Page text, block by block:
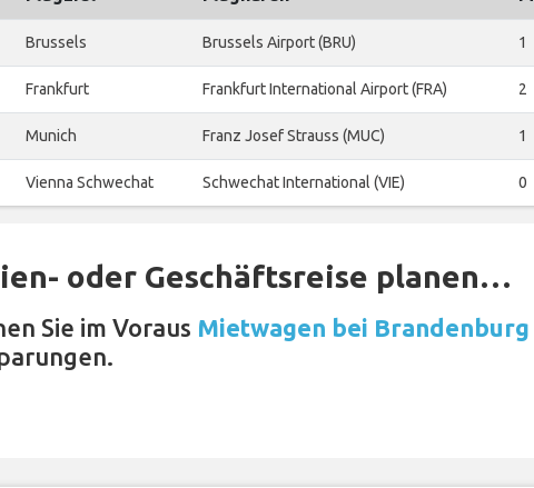
Brussels Brussels Airport (BRU) 1
Frankfurt Frankfurt International Airport (FRA) 2
Munich Franz Josef Strauss (MUC) 1
Vienna Schwechat Schwechat International (VIE) 0
oder Geschäftsreise planen…
Sie im Voraus Mietwagen bei